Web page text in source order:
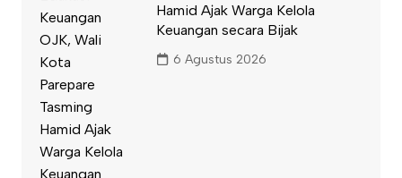
Hamid Ajak Warga Kelola
Keuangan secara Bijak
6 Agustus 2026